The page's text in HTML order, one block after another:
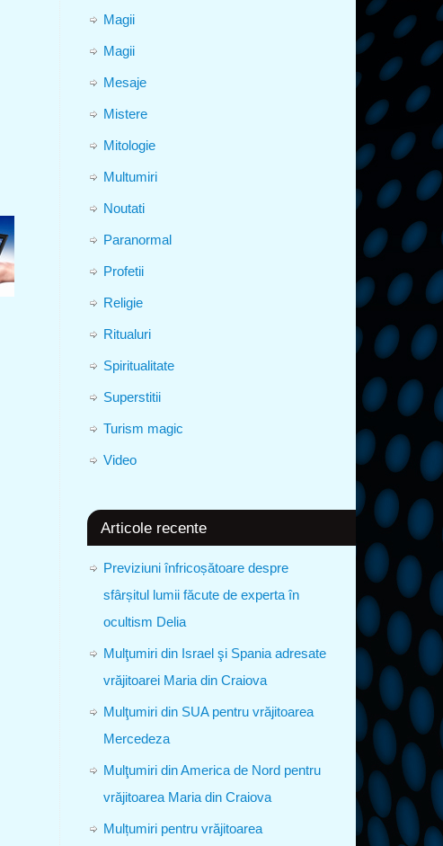
Magii
Magii
Mesaje
Mistere
Mitologie
Multumiri
Noutati
Paranormal
Profetii
Religie
Ritualuri
Spiritualitate
Superstitii
Turism magic
Video
Articole recente
Previziuni înfricoșătoare despre
sfârșitul lumii făcute de experta în
ocultism Delia
Mulţumiri din Israel şi Spania adresate
vrăjitoarei Maria din Craiova
Mulţumiri din SUA pentru vrăjitoarea
Mercedeza
Mulţumiri din America de Nord pentru
vrăjitoarea Maria din Craiova
Mulțumiri pentru vrăjitoarea